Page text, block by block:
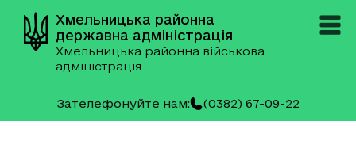
Хмельницька районна
державна адміністрація
Хмельницька районна військова
адміністрація
Зателефонуйте нам: (0382) 67-09-22